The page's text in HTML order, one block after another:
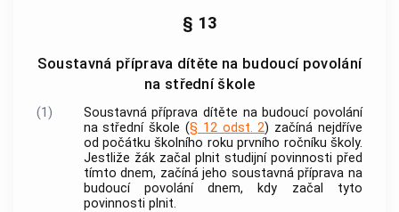
§ 13
Soustavná příprava dítěte na budoucí povolání
na střední škole
(1)
Soustavná příprava dítěte na budoucí povolání
na střední škole (§ 12 odst. 2) začíná nejdříve
od počátku školního roku prvního ročníku školy.
Jestliže žák začal plnit studijní povinnosti před
tímto dnem, začíná jeho soustavná příprava na
budoucí povolání dnem, kdy začal tyto
povinnosti plnit.